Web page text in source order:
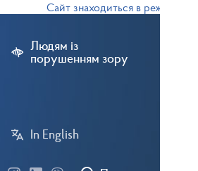
Сайт знаходиться в режимі
Людям із
порушенням зору
In English